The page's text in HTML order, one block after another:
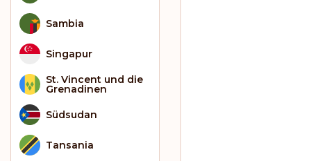
Sambia
Singapur
St. Vincent und die
Grenadinen
Südsudan
Tansania